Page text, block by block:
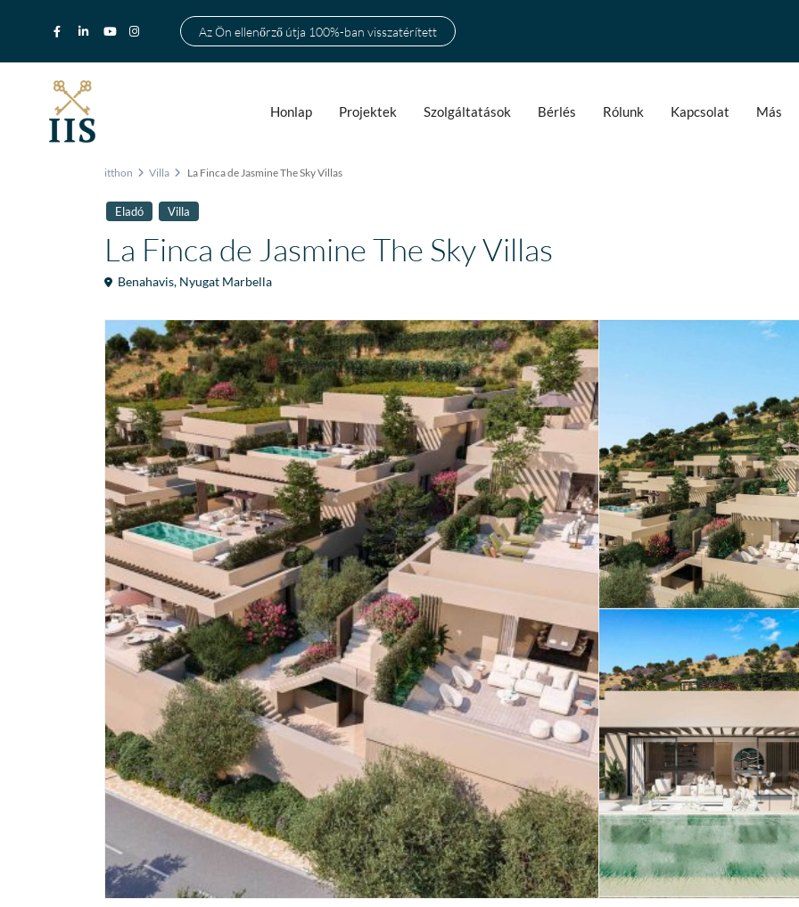
Az Ön ellenőrző útja 100%-ban visszatérített
Honlap Projektek Szolgáltatások Bérlés Rólunk Kapcsolat Más
itthon Villa La Finca de Jasmine The Sky Villas
Eladó Villa
La Finca de Jasmine The Sky Villas
Benahavis, Nyugat Marbella